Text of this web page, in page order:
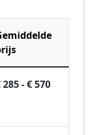
285 - € 570